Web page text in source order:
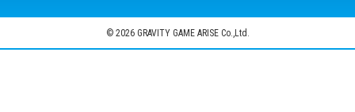
© 2026 GRAVITY GAME ARISE Co.,Ltd.